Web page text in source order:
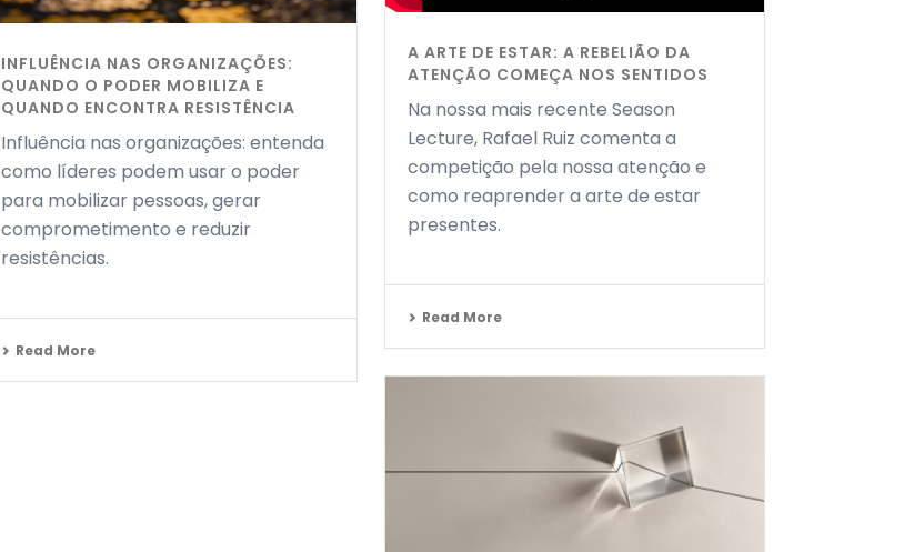
INFLUÊNCIA NAS ORGANIZAÇÕES:
QUANDO O PODER MOBILIZA E
QUANDO ENCONTRA RESISTÊNCIA
Influência nas organizações: entenda
como líderes podem usar o poder
para mobilizar pessoas, gerar
comprometimento e reduzir
resistências.
Read More
A ARTE DE ESTAR: A REBELIÃO DA
ATENÇÃO COMEÇA NOS SENTIDOS
Na nossa mais recente Season
Lecture, Rafael Ruiz comenta a
competição pela nossa atenção e
como reaprender a arte de estar
presentes.
Read More